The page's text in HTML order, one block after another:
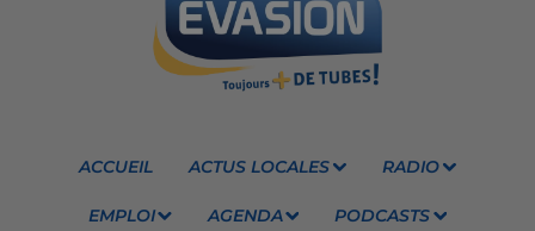
ACCUEIL ACTUS LOCALES RADIO
EMPLOI AGENDA PODCASTS